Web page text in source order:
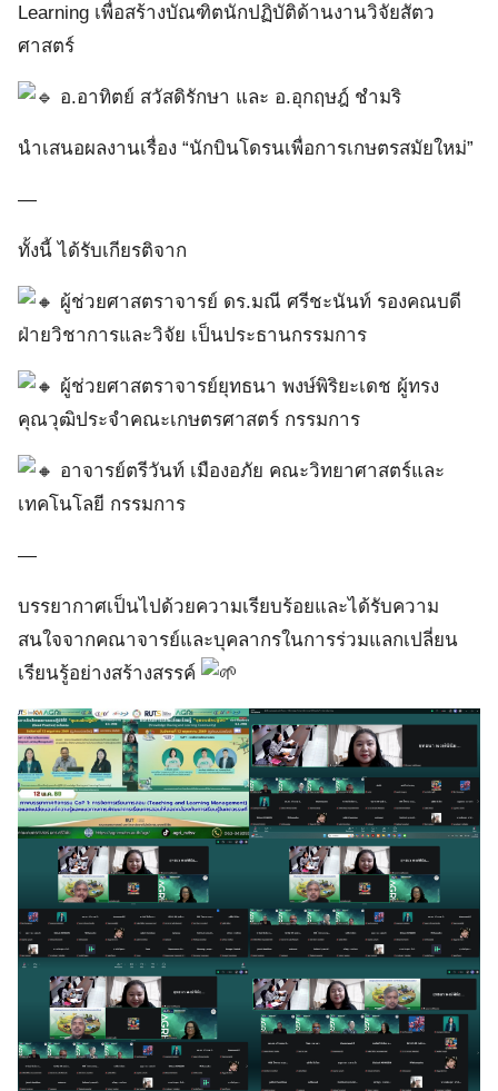
Learning เพื่อสร้างบัณฑิตนักปฏิบัติด้านงานวิจัยสัตว
ศาสตร์
อ.อาทิตย์ สวัสดิรักษา และ อ.อุกฤษฎ์ ชำมริ
นำเสนอผลงานเรื่อง “นักบินโดรนเพื่อการเกษตรสมัยใหม่”
—
ทั้งนี้ ได้รับเกียรติจาก
ผู้ช่วยศาสตราจารย์ ดร.มณี ศรีชะนันท์ รองคณบดี
ฝ่ายวิชาการและวิจัย เป็นประธานกรรมการ
ผู้ช่วยศาสตราจารย์ยุทธนา พงษ์พิริยะเดช ผู้ทรง
คุณวุฒิประจำคณะเกษตรศาสตร์ กรรมการ
อาจารย์ตรีวันท์ เมืองอภัย คณะวิทยาศาสตร์และ
เทคโนโลยี กรรมการ
—
บรรยากาศเป็นไปด้วยความเรียบร้อยและได้รับความ
สนใจจากคณาจารย์และบุคลากรในการร่วมแลกเปลี่ยน
เรียนรู้อย่างสร้างสรรค์